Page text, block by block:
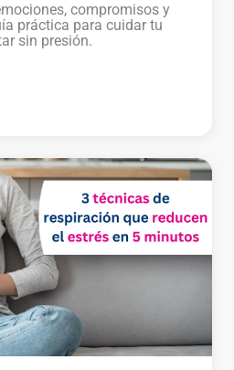
compromisos y
práctica para cuidar tu
sin presión.